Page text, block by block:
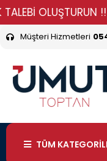
OLUŞTURUN !!!!!
Müşteri Hizmetleri
TÜM